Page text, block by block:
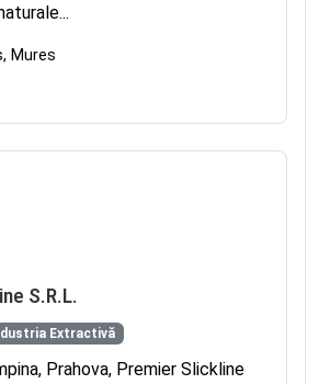
Mures
S.R.L.
Extractivă
Prahova, Premier Slickline